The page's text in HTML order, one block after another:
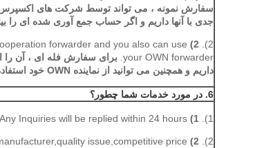
جدی با آنها داریم و اگر حساب جمع آوری شده ای را
2).
2)
forwarder and you also can use
your OWN forwarder. برای سفارش فله ای ، آن را
داریم و همچنین می توانید از نماینده OWN خود استفاده کنید.
6. در مورد خدمات شما چطور؟
1).
1)
Any Inquiries will be replied within 24 hours.
2).
2)
issue,competitive price.